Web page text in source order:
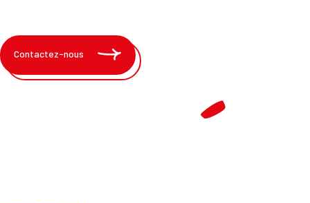
Contactez-nous